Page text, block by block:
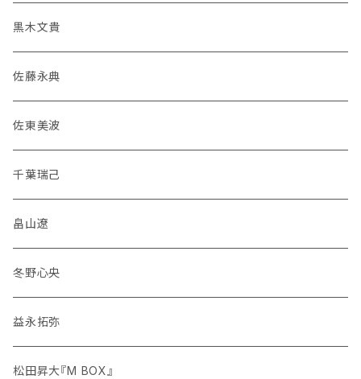
黒木文貴
佐藤永典
佐東美波
千葉瑞己
畠山遼
冬野心央
益永拓弥
松田昇大『M BOX』